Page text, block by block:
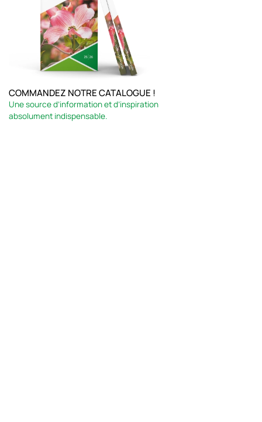
COMMANDEZ NOTRE CATALOGUE !
Une source d’information et d’inspiration
absolument indispensable.